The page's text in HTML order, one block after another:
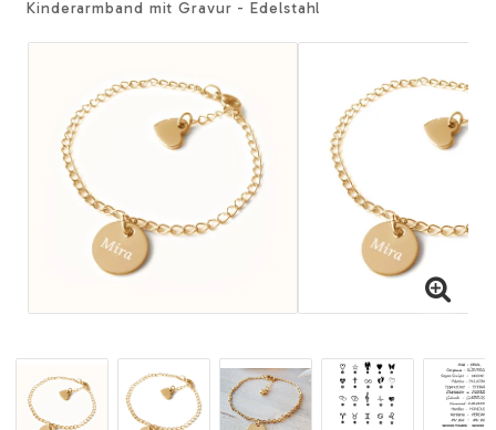
Kinderarmband mit Gravur - Edelstahl